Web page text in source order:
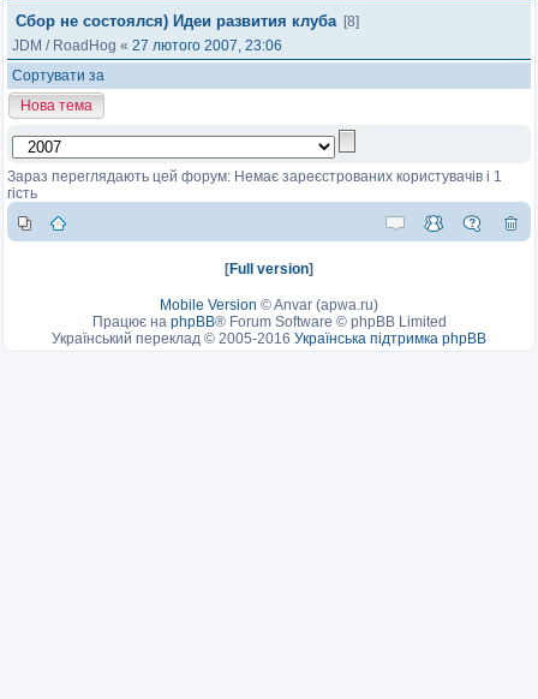
Сбор не состоялся) Идеи развития клуба [8]
JDM / RoadHog « 27 лютого 2007, 23:06
Сортувати за
Нова тема
Зараз переглядають цей форум: Немає зареєстрованих користувачів і 1
гість
[Full version]
Mobile Version ©Anvar (apwa.ru)
Працює на phpBB® Forum Software © phpBB Limited
Український переклад © 2005-2016 Українська підтримка phpBB